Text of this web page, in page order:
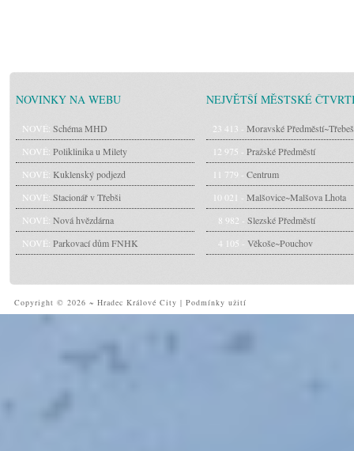
NOVINKY NA WEBU
NOVÉ: Schéma MHD
NOVÉ: Poliklinika u Milety
NOVÉ: Kuklenský podjezd
NOVÉ: Stacionář v Třebši
NOVÉ: Nová hvězdárna
NOVÉ: Parkovací dům FNHK
NEJVĚTŠÍ MĚSTSKÉ
23 413 - Moravské Předměstí~Třebeš
12 975 - Pražské Předměstí
11 779 - Centrum
10 021 - Malšovice~Malšova Lhota
8 982 - Slezské Předměstí
4 105 - Věkoše~Pouchov
Copyright © 2026 ~ Hradec Králové City | Podmínky užití